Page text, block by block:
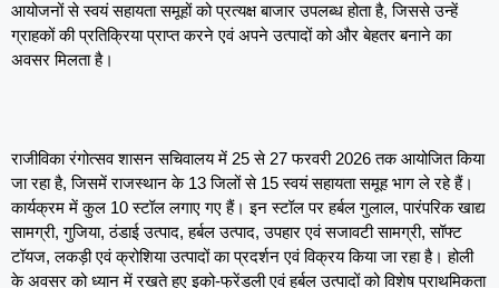
आयोजनों से स्वयं सहायता समूहों को प्रत्यक्ष बाजार उपलब्ध होता है, जिससे उन्हें
ग्राहकों की प्रतिक्रिया प्राप्त करने एवं अपने उत्पादों को और बेहतर बनाने का
अवसर मिलता है।
राजीविका रंगोत्सव शासन सचिवालय में 25 से 27 फरवरी 2026 तक आयोजित किया
जा रहा है, जिसमें राजस्थान के 13 जिलों से 15 स्वयं सहायता समूह भाग ले रहे हैं।
कार्यक्रम में कुल 10 स्टॉल लगाए गए हैं। इन स्टॉल पर हर्बल गुलाल, पारंपरिक खाद्य
सामग्री, गुजिया, ठंडाई उत्पाद, हर्बल उत्पाद, उपहार एवं सजावटी सामग्री, सॉफ्ट
टॉयज, लकड़ी एवं क्रोशिया उत्पादों का प्रदर्शन एवं विक्रय किया जा रहा है। होली
के अवसर को ध्यान में रखते हुए इको-फ्रेंडली एवं हर्बल उत्पादों को विशेष प्राथमिकता